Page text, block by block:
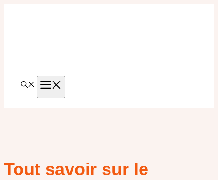
Tout savoir sur le